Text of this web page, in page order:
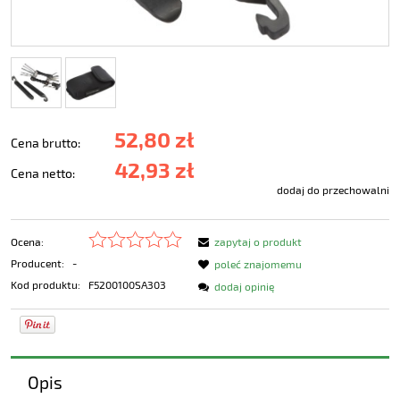
Cena brutto: 52,80 zł
Cena netto: 42,93 zł
dodaj do przechowalni
Ocena:
Producent:
-
Kod produktu:
F5200100SA303
zapytaj o produkt
poleć znajomemu
dodaj opinię
Opis